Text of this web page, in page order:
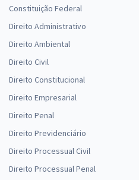
Constituição Federal
Direito Administrativo
Direito Ambiental
Direito Civil
Direito Constitucional
Direito Empresarial
Direito Penal
Direito Previdenciário
Direito Processual Civil
Direito Processual Penal